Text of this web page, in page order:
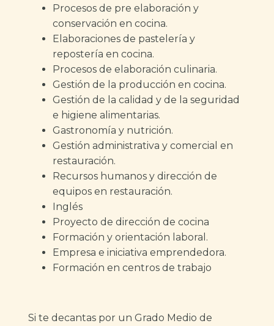
Procesos de pre elaboración y
conservación en cocina.
Elaboraciones de pastelería y
repostería en cocina.
Procesos de elaboración culinaria.
Gestión de la producción en cocina.
Gestión de la calidad y de la seguridad
e higiene alimentarias.
Gastronomía y nutrición.
Gestión administrativa y comercial en
restauración.
Recursos humanos y dirección de
equipos en restauración.
Inglés
Proyecto de dirección de cocina
Formación y orientación laboral.
Empresa e iniciativa emprendedora.
Formación en centros de trabajo
Si te decantas por un Grado Medio de